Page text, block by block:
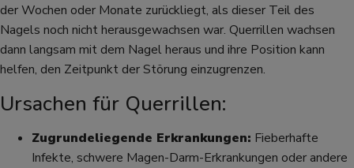
der Wochen oder Monate zurückliegt, als dieser Teil des
Nagels noch nicht herausgewachsen war. Querrillen wachsen
dann langsam mit dem Nagel heraus und ihre Position kann
helfen, den Zeitpunkt der Störung einzugrenzen.
Ursachen für Querrillen:
Zugrundeliegende Erkrankungen: Fieberhafte
Infekte, schwere Magen-Darm-Erkrankungen oder andere